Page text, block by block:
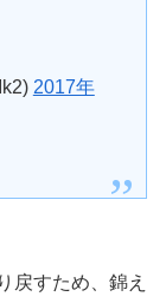
2017年
戻すため、錦え